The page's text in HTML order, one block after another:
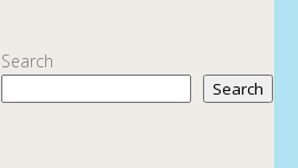
Search
Search